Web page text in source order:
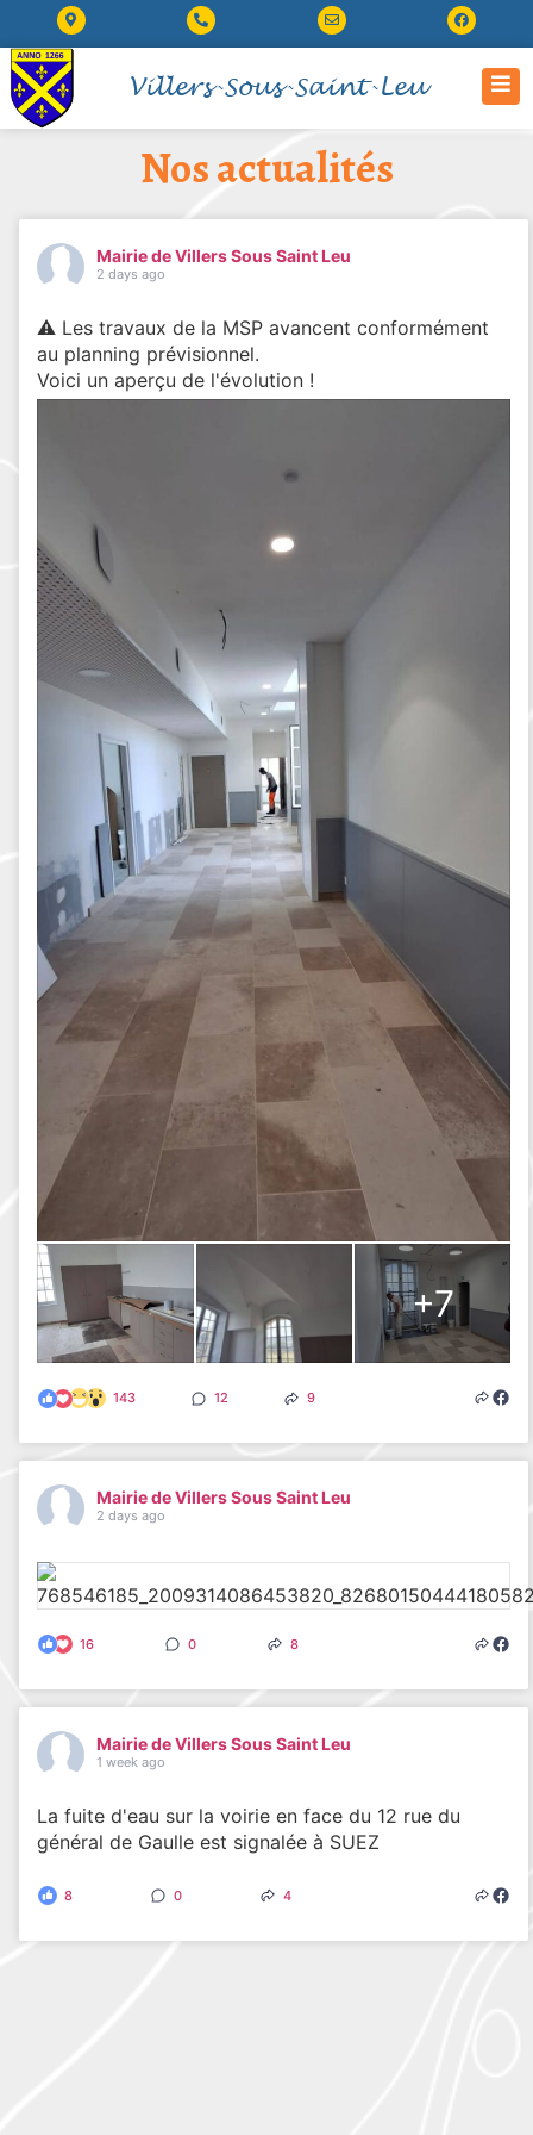
Villers-Sous-Saint-Leu
Nos actualités
Mairie de Villers Sous Saint Leu
2 days ago
⚠️ Les travaux de la MSP avancent conformément
au planning prévisionnel.
Voici un aperçu de l'évolution !
+7
143 12 9
Mairie de Villers Sous Saint Leu
2 days ago
16 0 8
Mairie de Villers Sous Saint Leu
1 week ago
La fuite d'eau sur la voirie en face du 12 rue du
général de Gaulle est signalée à SUEZ
8 0 4